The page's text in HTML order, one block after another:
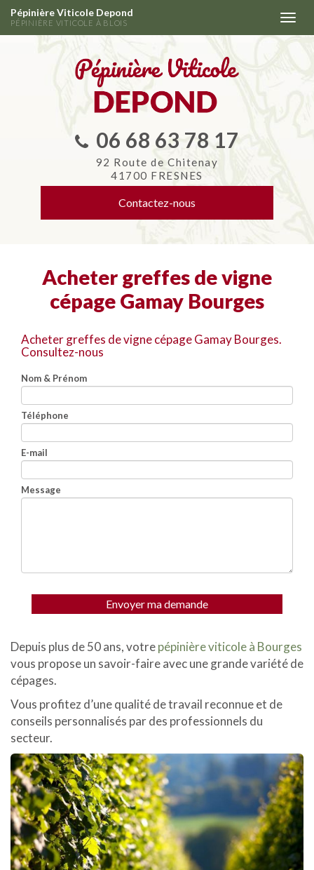
Aller
au
Pépinière Viticole Depond
PÉPINIÈRE VITICOLE À BLOIS
06 68 63 78 17
92 Route de Chitenay
41700 FRESNES
Contactez-nous
Acheter greffes de vigne
cépage Gamay Bourges
Acheter greffes de vigne cépage Gamay Bourges.
Consultez-nous
Nom & Prénom
Téléphone
E-mail
Message
Envoyer ma demande
Depuis plus de 50 ans, votrepépinière viticole à Bourges
vous propose un savoir-faire avec une grande variété de
cépages.
Vous profitez d’une qualité de travail reconnue et de
conseils personnalisés par des professionnels du
secteur.